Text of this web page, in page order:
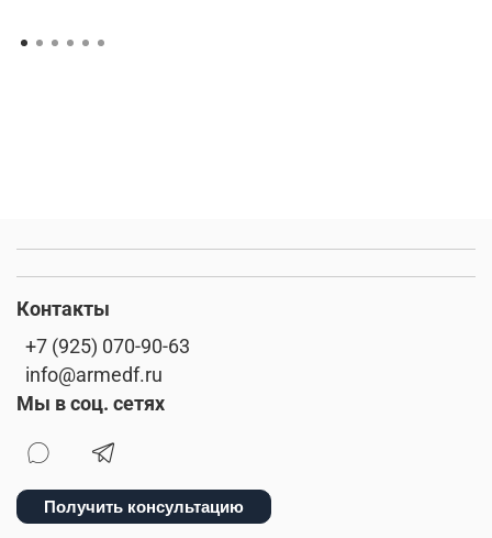
Контакты
+7 (925) 070-90-63
info@armedf.ru
Мы в соц. сетях
Получить консультацию